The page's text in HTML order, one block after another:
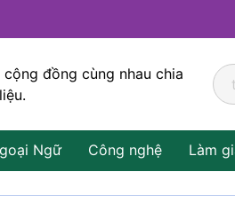
đồng cùng nhau chia
Ngữ Công nghệ Làm